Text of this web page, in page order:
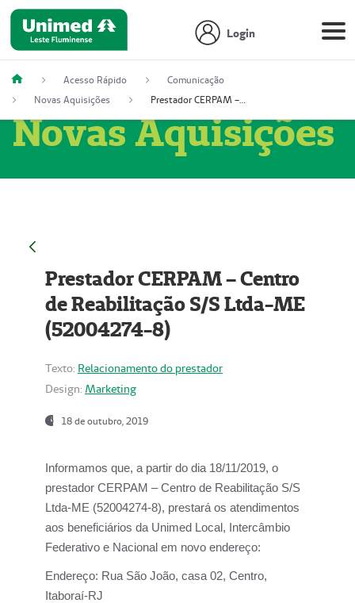
Login
Acesso Rápido
Comunicação
Novas Aquisições
Prestador CERPAM – Centro de Reabilitação S/S Ltda-ME (52004274-8)
Novas Aquisições
Prestador CERPAM – Centro
de Reabilitação S/S Ltda-ME
(52004274-8)
Texto: Relacionamento do prestador
Design: Marketing
18 de outubro, 2019
Informamos que, a partir do dia 18/11/2019, o
prestador CERPAM – Centro de Reabilitação S/S
Ltda-ME (52004274-8), prestará os atendimentos
aos beneficiários da Unimed Local, Intercâmbio
Federativo e Nacional em novo endereço:
Endereço: Rua São João, casa 02, Centro,
Itaboraí-RJ